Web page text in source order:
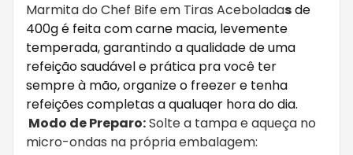
Marmita do Chef Bife em Tiras Aceboladasde
400g é feita com carne macia, levemente
temperada, garantindo a qualidade de uma
refeição saudável e prática pra você ter
sempre à mão, organize o freezer e tenha
refeições completas a qualuqer hora do dia.
Modo de Preparo:Solte a tampa e aqueça no
micro-ondas na própria embalagem: